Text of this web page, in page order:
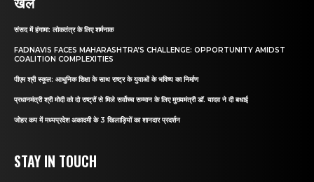
संसद में हंगामा: लोकतंत्र के लिए शर्मनाक
FADNAVIS FACES MAHARASHTRA’S CHALLENGE: OPPORTUNITY AMIDST
COALITION COMPLEXITIES
पीएम श्री स्कूल: आधुनिक शिक्षा के साथ राष्ट्र के युवाओं के भविष्य का निर्माण
प्रधानमंत्री श्री मोदी को दो राष्ट्रों से मिले सर्वोच्च सम्मान के लिए मुख्यमंत्री डॉ. यादव ने दी बधाई
जोहर कप में मध्यप्रदेश अकादमी के 3 खिलाड़ियों का शानदार प्रदर्शन
STAY IN TOUCH